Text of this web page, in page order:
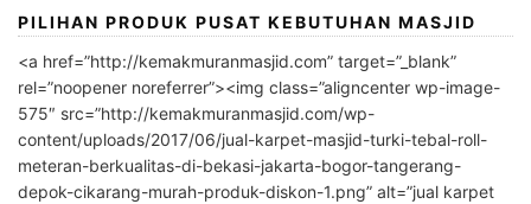
PILIHAN PRODUK PUSAT KEBUTUHAN MASJID
<a href=”http://kemakmuranmasjid.com” target=”_blank”
rel=”noopener noreferrer”><img class=”aligncenter wp-image-
575″ src=”http://kemakmuranmasjid.com/wp-
content/uploads/2017/06/jual-karpet-masjid-turki-tebal-roll-
meteran-berkualitas-di-bekasi-jakarta-bogor-tangerang-
depok-cikarang-murah-produk-diskon-1.png” alt=”jual karpet